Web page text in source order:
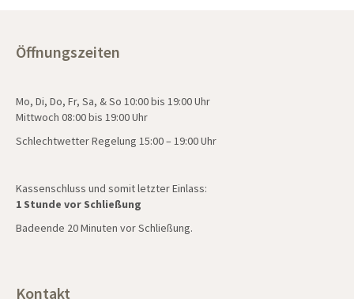
Öffnungszeiten
Mo, Di, Do, Fr, Sa, & So 10:00 bis 19:00 Uhr
Mittwoch 08:00 bis 19:00 Uhr
Schlechtwetter Regelung 15:00 – 19:00 Uhr
Kassenschluss und somit letzter Einlass:
1 Stunde vor Schließung
Badeende 20 Minuten vor Schließung.
Kontakt